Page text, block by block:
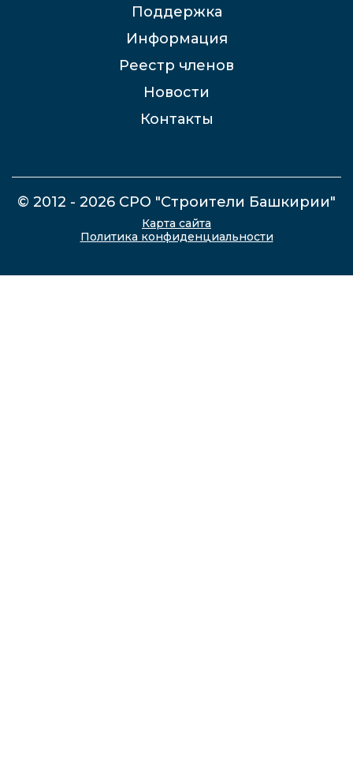
Поддержка
Информация
Реестр членов
Новости
Контакты
© 2012 - 2026 СРО "Строители Башкирии"
Карта сайта
Политика конфиденциальности